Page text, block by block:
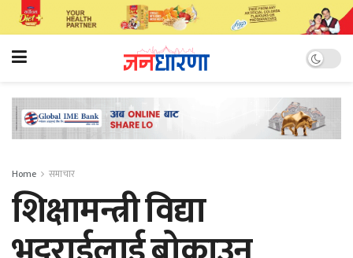
Home समाचार
शिक्षामन्त्री विद्या